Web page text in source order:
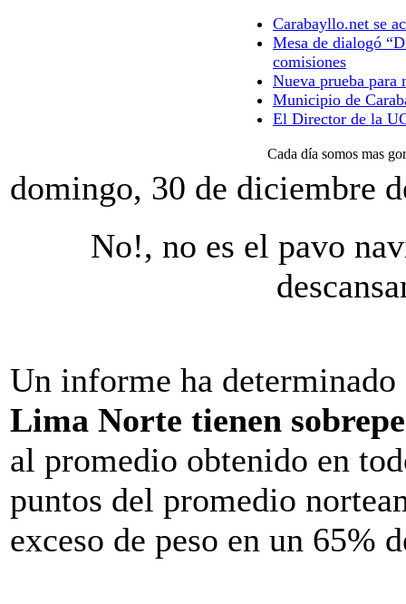
Carabayllo.net se
Mesa de dialogó
comisiones
Nueva prueba para
Municipio de
El Director de la
Cada día somos mas
domingo, 30 de diciembre
No!, no es el pavo
Un informe ha
Lima Norte tienen
al promedio obtenido en
puntos del promedio
exceso de peso en un 65%